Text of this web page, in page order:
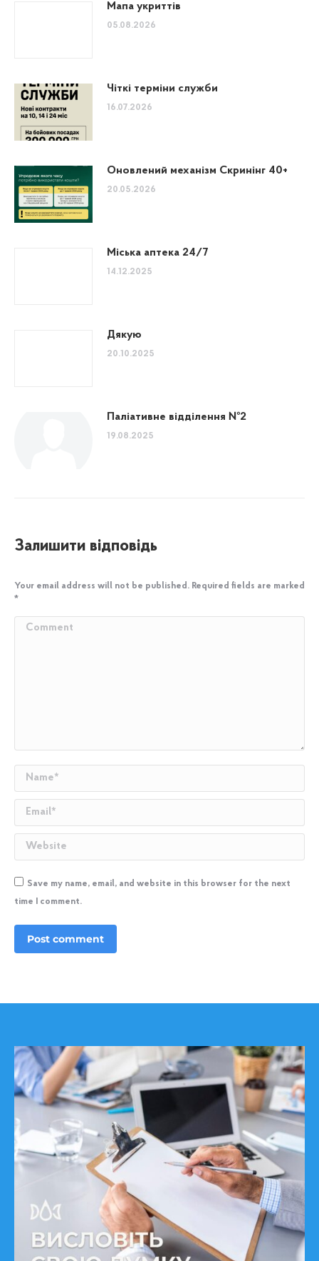
Мапа укриттів
05.08.2026
Чіткі терміни служби
16.07.2026
Оновлений механізм Скринінг 40+
20.05.2026
Міська аптека 24/7
14.12.2025
Дякую
20.10.2025
Паліативне відділення №2
19.08.2025
Залишити відповідь
Your email address will not be published. Required fields are marked
*
Comment
Name *
Email *
Website
Save my name, email, and website in this browser for the next
time I comment.
Post comment